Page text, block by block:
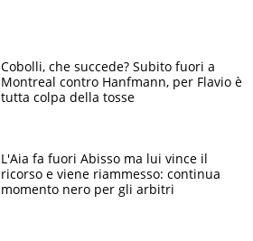
Cobolli, che succede? Subito fuori a
Montreal contro Hanfmann, per Flavio è
tutta colpa della tosse
L'Aia fa fuori Abisso ma lui vince il
ricorso e viene riammesso: continua
momento nero per gli arbitri